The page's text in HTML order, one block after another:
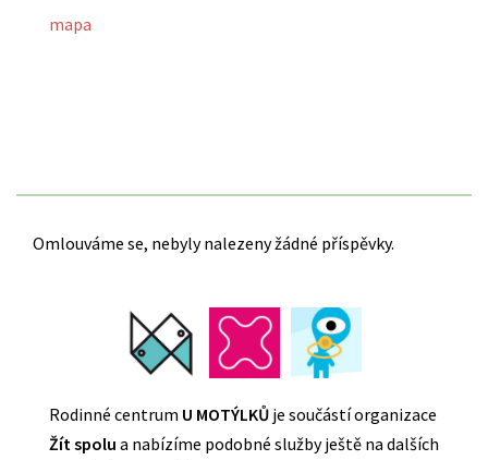
mapa
Omlouváme se, nebyly nalezeny žádné příspěvky.
Rodinné centrum U MOTÝLKŮ je součástí organizace
Žít spolu a nabízíme podobné služby ještě na dalších